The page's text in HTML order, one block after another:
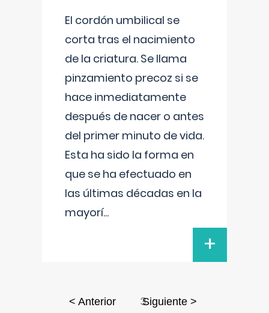
El cordón umbilical se
corta tras el nacimiento
de la criatura. Se llama
pinzamiento precoz si se
hace inmediatamente
después de nacer o antes
del primer minuto de vida.
Esta ha sido la forma en
que se ha efectuado en
las últimas décadas en la
mayorí...
+
< Anterior 3Siguiente >